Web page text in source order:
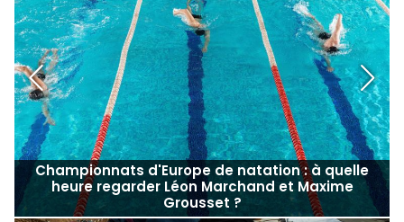
SPORT ET BIEN-ÊTRE